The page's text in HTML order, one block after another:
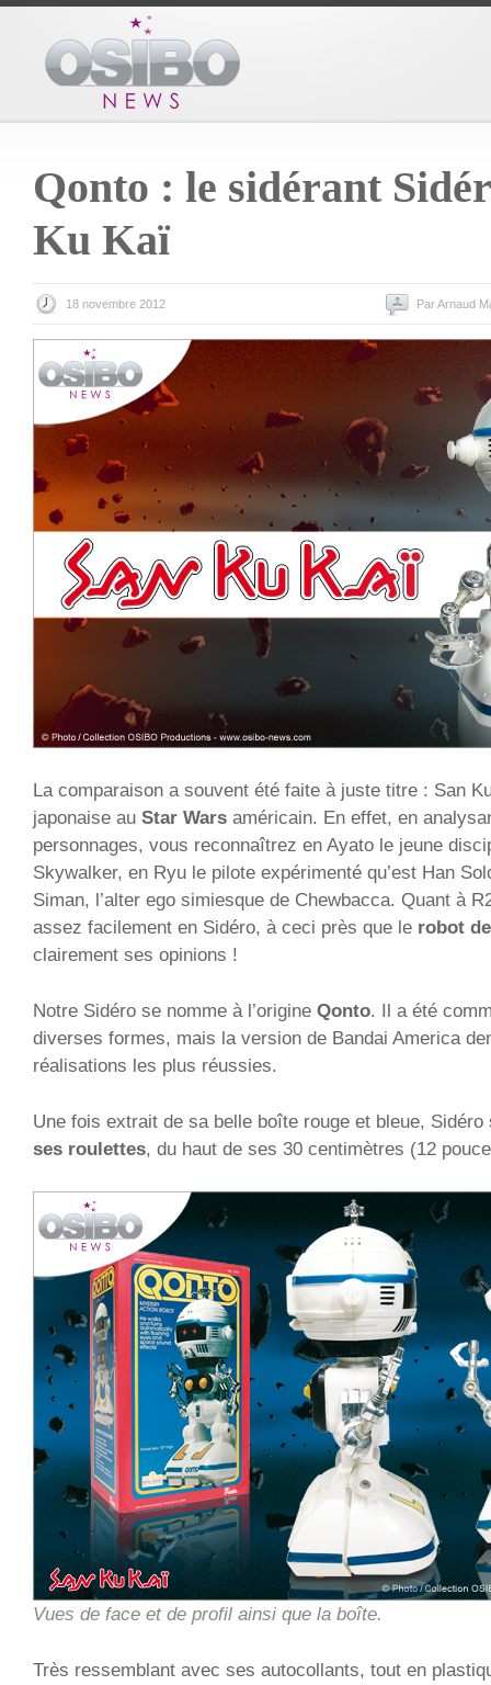
Qonto : le sidérant
Ku Kaï
18 novembre 2012 Par Arnaud
La comparaison a souvent été faite à juste titre : San
japonaise au Star Wars américain. En effet, en
personnages, vous reconnaîtrez en Ayato le jeune
Skywalker, en Ryu le pilote expérimenté qu’est Han
Siman, l’alter ego simiesque de Chewbacca. Quant à
assez facilement en Sidéro, à ceci près que le robot
clairement ses opinions !
Notre Sidéro se nomme à l’origine Qonto. Il a été
diverses formes, mais la version de Bandai America
réalisations les plus réussies.
Une fois extrait de sa belle boîte rouge et bleue,
ses roulettes, du haut de ses 30 centimètres (12
Vues de face et de profil ainsi que la boîte.
Très ressemblant avec ses autocollants, tout en